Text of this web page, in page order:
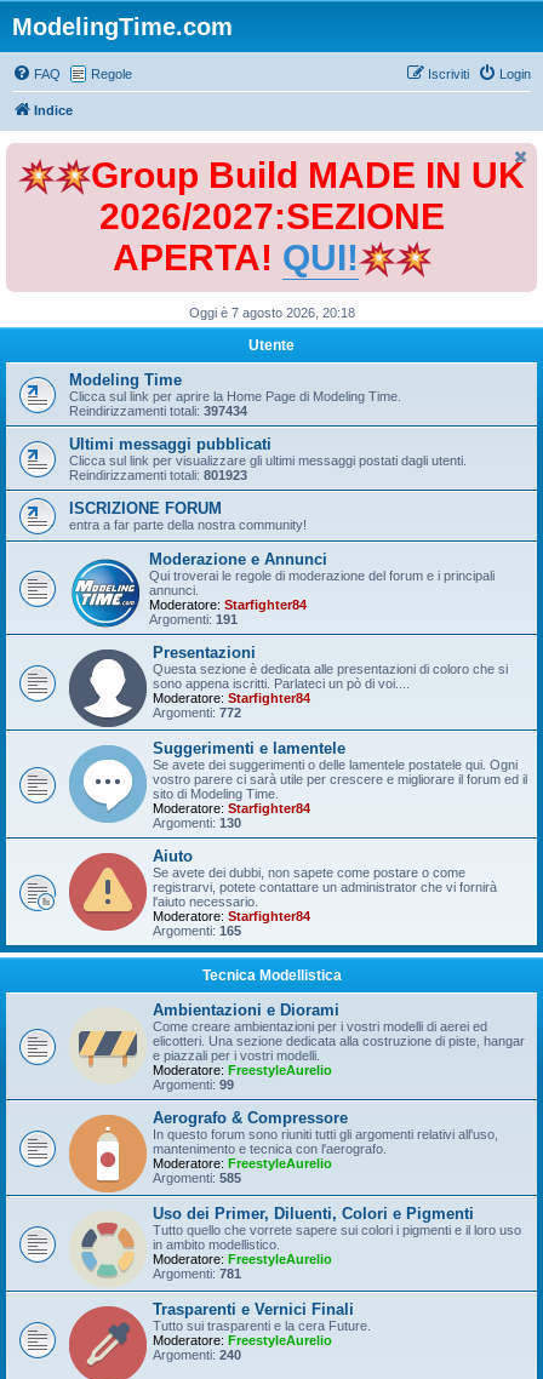
ModelingTime.com
FAQ Regole Login
Iscriviti
Indice
Group Build MADE IN UK
2026/2027:SEZIONE
APERTA! QUI!
Oggi è 7 agosto 2026, 20:18
Utente
Modeling Time
Clicca sul link per aprire la Home Page di Modeling Time.
Reindirizzamenti totali: 397434
Ultimi messaggi pubblicati
Clicca sul link per visualizzare gli ultimi messaggi postati dagli utenti.
Reindirizzamenti totali: 801923
ISCRIZIONE FORUM
entra a far parte della nostra community!
Moderazione e Annunci
Qui troverai le regole di moderazione del forum e i principali
annunci.
Moderatore: Starfighter84
Argomenti: 191
Presentazioni
Questa sezione è dedicata alle presentazioni di coloro che si
sono appena iscritti. Parlateci un pò di voi....
Moderatore: Starfighter84
Argomenti: 772
Suggerimenti e lamentele
Se avete dei suggerimenti o delle lamentele postatele qui. Ogni
vostro parere ci sarà utile per crescere e migliorare il forum ed il
sito di Modeling Time.
Moderatore: Starfighter84
Argomenti: 130
Aiuto
Se avete dei dubbi, non sapete come postare o come
registrarvi, potete contattare un administrator che vi fornirà
l'aiuto necessario.
Moderatore: Starfighter84
Argomenti: 165
Tecnica Modellistica
Ambientazioni e Diorami
Come creare ambientazioni per i vostri modelli di aerei ed
elicotteri. Una sezione dedicata alla costruzione di piste, hangar
e piazzali per i vostri modelli.
Moderatore: FreestyleAurelio
Argomenti: 99
Aerografo & Compressore
In questo forum sono riuniti tutti gli argomenti relativi all'uso,
mantenimento e tecnica con l'aerografo.
Moderatore: FreestyleAurelio
Argomenti: 585
Uso dei Primer, Diluenti, Colori e Pigmenti
Tutto quello che vorrete sapere sui colori i pigmenti e il loro uso
in ambito modellistico.
Moderatore: FreestyleAurelio
Argomenti: 781
Trasparenti e Vernici Finali
Tutto sui trasparenti e la cera Future.
Moderatore: FreestyleAurelio
Argomenti: 240